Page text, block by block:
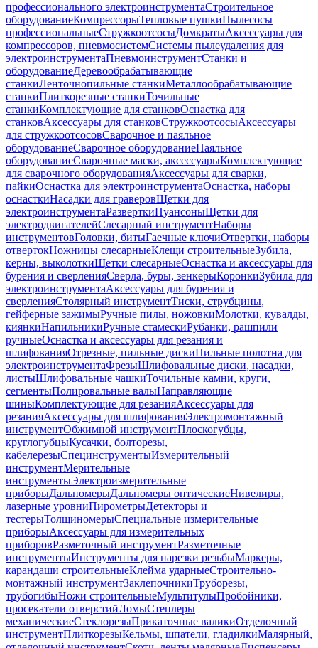
профессионального электроинструментаСтроительное
оборудованиеКомпрессорыТепловые пушкиПылесосы
профессиональныеСтружкоотсосыДомкратыАксессуары для
компрессоров, пневмосистемСистемы пылеудаления для
электроинструментаПневмоинструментСтанки и
оборудованиеДеревообрабатывающие
станкиЛенточнопильные станкиМеталлообрабатывающие
станкиПлиткорезные станкиТочильные
станкиКомплектующие для станковОснастка для
станковАксессуары для станковСтружкоотсосыАксессуары
для стружкоотсосовСварочное и паяльное
оборудованиеСварочное оборудованиеПаяльное
оборудованиеСварочные маски, аксессуарыКомплектующие
для сварочного оборудованияАксессуары для сварки,
пайкиОснастка для электроинструментаОснастка, наборы
оснасткиНасадки для граверовЩетки для
электроинструментаРазверткиПуансоныЩетки для
электродвигателейСлесарный инструментНаборы
инструментовГоловки, битыГаечные ключиОтвертки, наборы
отвертокНожницы слесарныеКлещи строительныеЗубила,
керны, выколоткиЩетки слесарныеОснастка и аксессуары для
бурения и сверленияСверла, буры, зенкерыКоронкиЗубила для
электроинструментаАксессуары для бурения и
сверленияСтолярный инструментТиски, струбцины,
гейферные зажимыРучные пилы, ножовкиМолотки, кувалды,
киянкиНапильникиРучные стамескиРубанки, рашпили
ручныеОснастка и аксессуары для резания и
шлифованияОтрезные, пильные дискиПильные полотна для
электроинструментаФрезыШлифовальные диски, насадки,
листыШлифовальные чашкиТочильные камни, круги,
сегментыПолировальные валыНаправляющие
шиныКомплектующие для резанияАксессуары для
резанияАксессуары для шлифованияЭлектромонтажный
инструментОбжимной инструментПлоскогубцы,
круглогубцыКусачки, болторезы,
кабелерезыСпецинструментыИзмерительный
инструментМерительные
инструментыЭлектроизмерительные
приборыДальномерыДальномеры оптическиеНивелиры,
лазерные уровниПирометрыДетекторы и
тестерыТолщиномерыСпециальные измерительные
приборыАксессуары для измерительных
приборовРазметочный инструментРазметочные
инструментыИнструменты для нарезки резьбыМаркеры,
карандаши строительныеКлейма ударныеСтроительно-
монтажный инструментЗаклепочникиТруборезы,
трубогибыНожи строительныеМультитулыПробойники,
просекатели отверстийЛомыСтеплеры
механическиеСтеклорезыПрикаточные валикиОтделочный
инструментПлиткорезыКельмы, шпатели, гладилкиМалярный,